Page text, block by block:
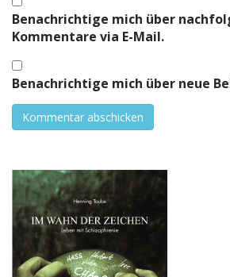
Benachrichtige mich über
Kommentare via E-Mail.
Benachrichtige mich über neue